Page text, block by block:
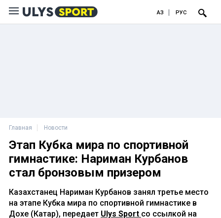
ҚАЗ РУС
Главная Новости
Этап Кубка мира по спортивной
гимнастике: Нариман Курбанов
стал бронзовым призером
Казахстанец Нариман Курбанов занял третье место
на этапе Кубка мира по спортивной гимнастике в
Дохе (Катар), передает Ulys Sport со ссылкой на